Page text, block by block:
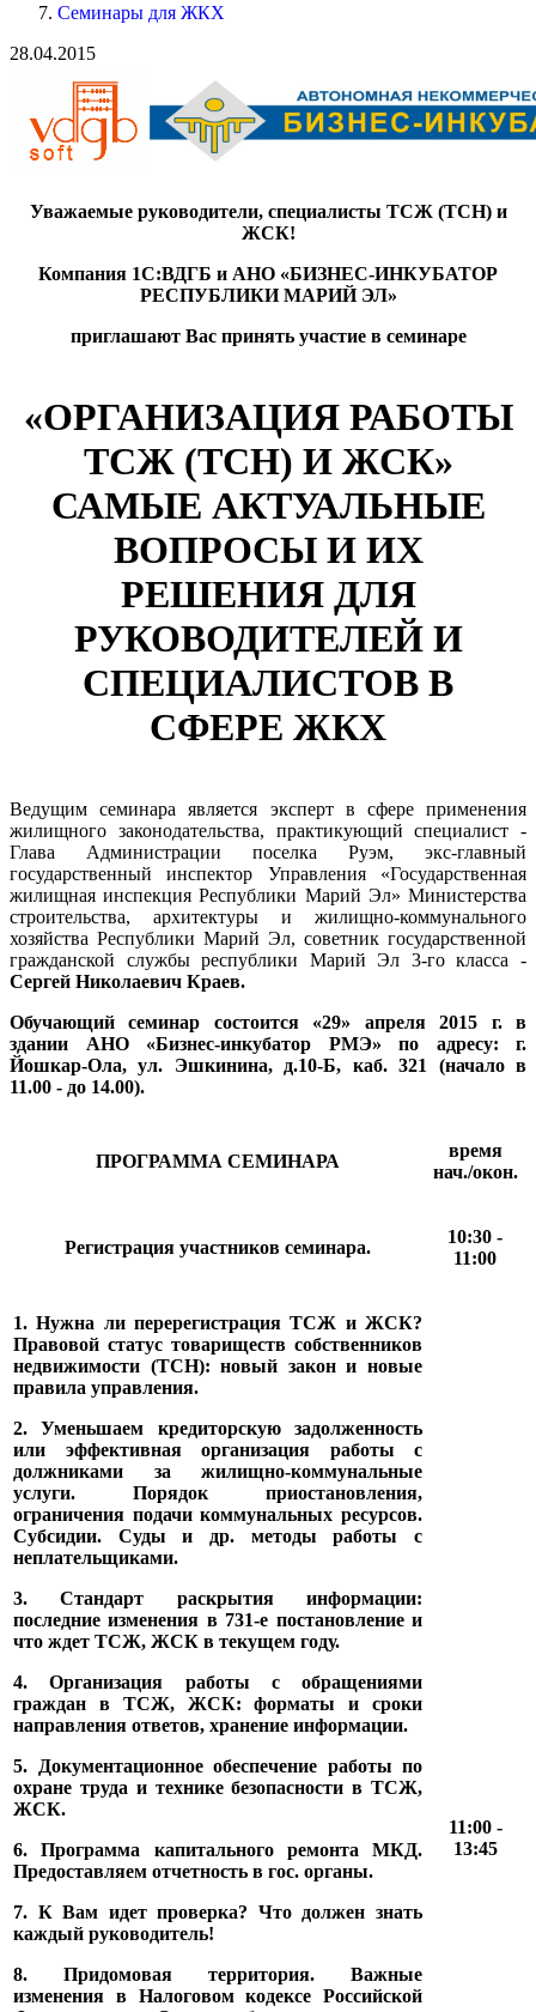
Семинары для ЖКХ
28.04.2015
Уважаемые руководители, специалисты ТСЖ (ТСН) и
ЖСК!
Компания 1С:ВДГБ и АНО «БИЗНЕС-ИНКУБАТОР
РЕСПУБЛИКИ МАРИЙ ЭЛ»
приглашают Вас принять участие в семинаре
«ОРГАНИЗАЦИЯ РАБОТЫ
ТСЖ (ТСН) И ЖСК»
САМЫЕ АКТУАЛЬНЫЕ
ВОПРОСЫ И ИХ
РЕШЕНИЯ ДЛЯ
РУКОВОДИТЕЛЕЙ И
СПЕЦИАЛИСТОВ В
СФЕРЕ ЖКХ
Ведущим семинара является эксперт в сфере применения
жилищного законодательства, практикующий специалист -
Глава Администрации поселка Руэм, экс-главный
государственный инспектор Управления «Государственная
жилищная инспекция Республики Марий Эл» Министерства
строительства, архитектуры и жилищно-коммунального
хозяйства Республики Марий Эл, советник государственной
гражданской службы республики Марий Эл 3-го класса -
Сергей Николаевич Краев.
Обучающий семинар состоится «29» апреля 2015 г. в
здании АНО «Бизнес-инкубатор РМЭ» по адресу: г.
Йошкар-Ола, ул. Эшкинина, д.10-Б, каб. 321 (начало в
11.00 - до 14.00).
ПРОГРАММА СЕМИНАРА
время
нач./окон.
Регистрация участников семинара.
10:30 -
11:00
1. Нужна ли перерегистрация ТСЖ и ЖСК?
Правовой статус товариществ собственников
недвижимости (ТСН): новый закон и новые
правила управления.
2. Уменьшаем кредиторскую задолженность
или эффективная организация работы с
должниками за жилищно-коммунальные
услуги. Порядок приостановления,
ограничения подачи коммунальных ресурсов.
Субсидии. Суды и др. методы работы с
неплательщиками.
3. Стандарт раскрытия информации:
последние изменения в 731-е постановление и
что ждет ТСЖ, ЖСК в текущем году.
4. Организация работы с обращениями
граждан в ТСЖ, ЖСК: форматы и сроки
направления ответов, хранение информации.
5. Документационное обеспечение работы по
охране труда и технике безопасности в ТСЖ,
ЖСК.
6. Программа капитального ремонта МКД.
Предоставляем отчетность в гос. органы.
7. К Вам идет проверка? Что должен знать
каждый руководитель!
8. Придомовая территория. Важные
изменения в Налоговом кодексе Российской
11:00 -
13:45